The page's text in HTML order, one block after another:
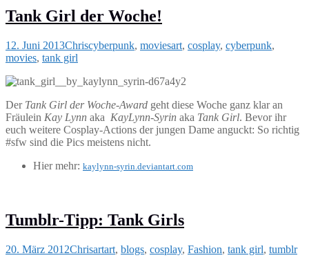
Tank Girl der Woche!
12. Juni 2013Chriscyberpunk, moviesart, cosplay, cyberpunk,
movies, tank girl
Der Tank Girl der Woche-Award geht diese Woche ganz klar an
Fräulein Kay Lynn aka KayLynn-Syrin aka Tank Girl. Bevor ihr
euch weitere Cosplay-Actions der jungen Dame anguckt: So richtig
#sfw sind die Pics meistens nicht.
Hier mehr: kaylynn-syrin.deviantart.com
Tumblr-Tipp: Tank Girls
20. März 2012Chrisartart, blogs, cosplay, Fashion, tank girl, tumblr